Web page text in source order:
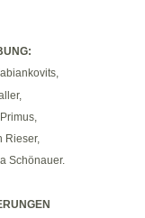
Rieser,
Schönauer.